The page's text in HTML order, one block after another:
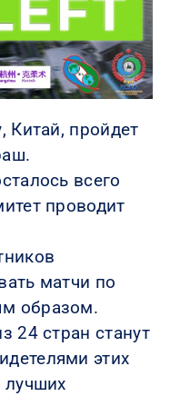
Китай, пройдет
всего
проводит
матчи по
образом.
24 стран станут
этих
лучших